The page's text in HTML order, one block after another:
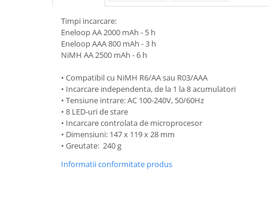
Sisteme fotovoltaice de putere
mica (rulota/caravan/case de
Sisteme fotovoltaice profesionale
Pachete sisteme fotovoltaice
Statii de incarcare vehicule
Statii de incarcare
Cabluri de incarcare vehicule
Prize de incarcare vehicule
Timpi incarcare:
Eneloop AA 2000 mAh - 5 h
Eneloop AAA 800 mAh - 3 h
NiMH AA 2500 mAh - 6 h
• Compatibil cu NiMH R6/AA sau R03/AAA
• Incarcare independenta, de la 1 la 8 acumulatori
• Tensiune intrare: AC 100-240V, 50/60Hz
• 8 LED-uri de stare
• Incarcare controlata de microprocesor
• Dimensiuni: 147 x 119 x 28 mm
• Greutate: 240 g
Informatii conformitate produs